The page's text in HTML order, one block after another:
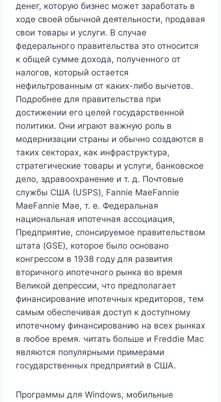
денег, которую бизнес может заработать в
ходе своей обычной деятельности, продавая
свои товары и услуги. В случае
федерального правительства это относится
к общей сумме дохода, полученного от
налогов, который остается
нефильтрованным от каких-либо вычетов.
Подробнее для правительства при
достижении его целей государственной
политики. Они играют важную роль в
модернизации страны и обычно создаются в
таких секторах, как инфраструктура,
стратегические товары и услуги, банковское
дело, здравоохранение и т. д. Почтовые
службы США (USPS), Fannie MaeFannie
MaeFannie Mae, т. е. Федеральная
национальная ипотечная ассоциация,
Предприятие, спонсируемое правительством
штата (GSE), которое было основано
конгрессом в 1938 году для развития
вторичного ипотечного рынка во время
Великой депрессии, что предполагает
финансирование ипотечных кредиторов, тем
самым обеспечивая доступ к доступному
ипотечному финансированию на всех рынках
в любое время. читать больше и Freddie Mac
являются популярными примерами
государственных предприятий в США.
Программы для Windows, мобильные